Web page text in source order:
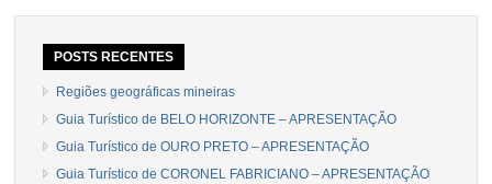
POSTS RECENTES
Regiões geográficas mineiras
Guia Turístico de BELO HORIZONTE – APRESENTAÇÃO
Guia Turístico de OURO PRETO – APRESENTAÇÃO
Guia Turístico de CORONEL FABRICIANO – APRESENTAÇÃO